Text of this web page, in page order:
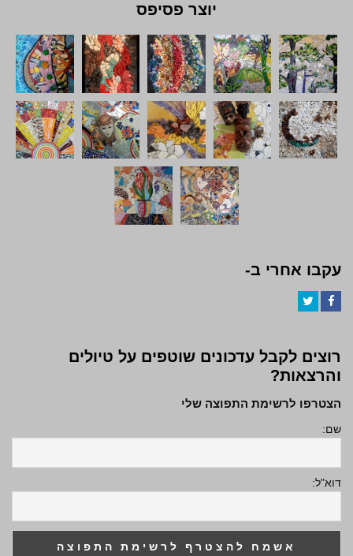
יוצר פסיפס
עקבו אחרי ב-
רוצים לקבל עדכונים שוטפים על טיולים
והרצאות?
הצטרפו לרשימת התפוצה שלי
שם:
דוא"ל: